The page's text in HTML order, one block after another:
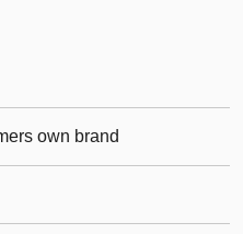
own brand